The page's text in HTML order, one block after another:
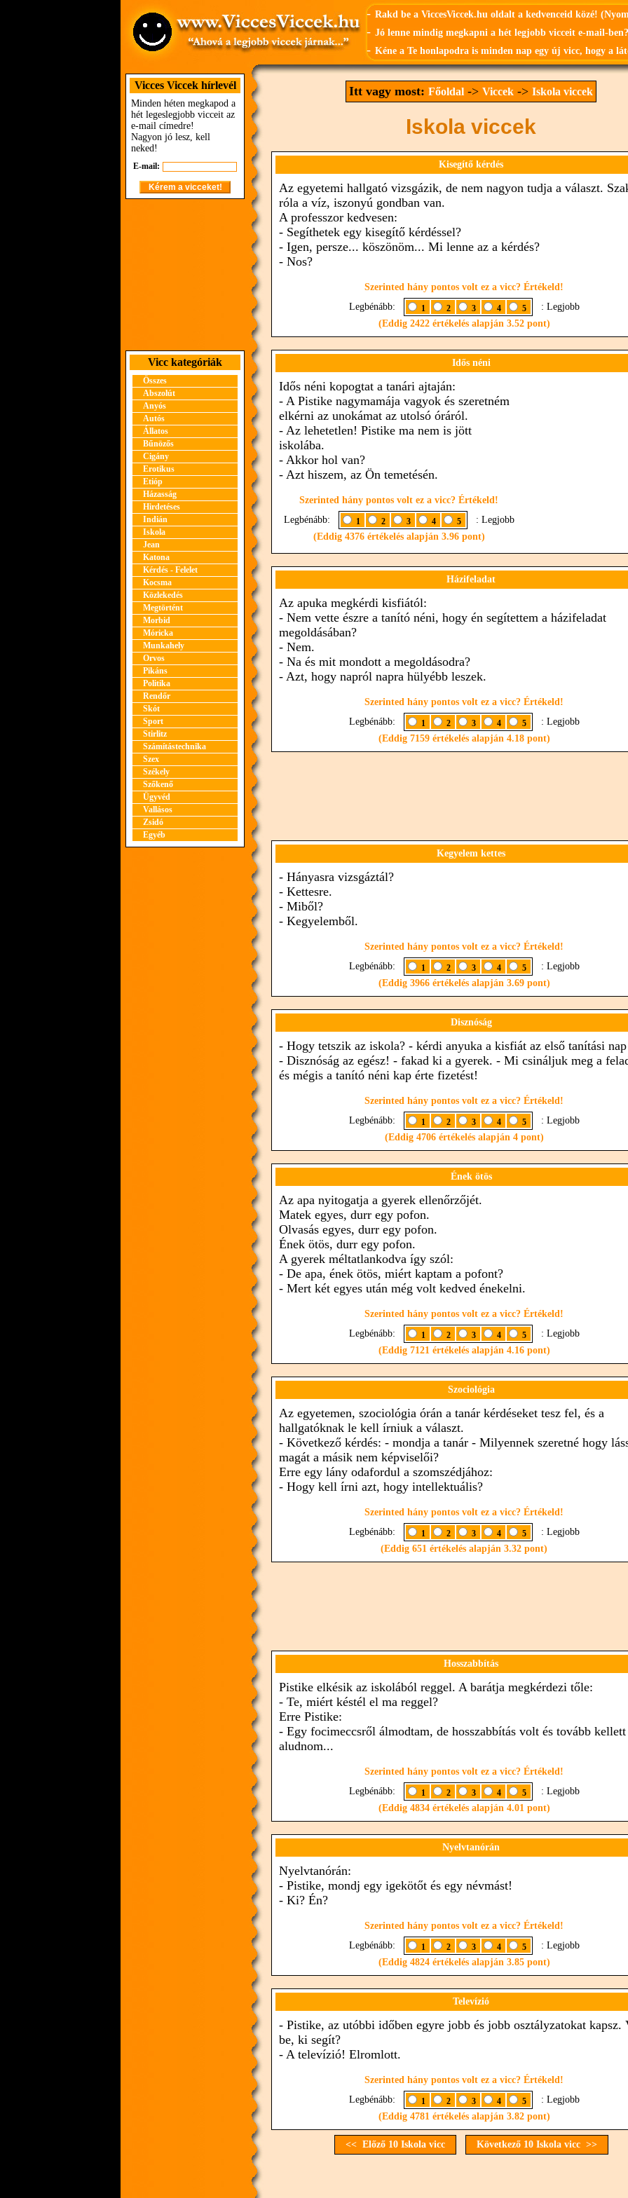
- Rakd be a ViccesViccek.hu oldalt a kedvenceid közé!
- Jó lenne mindig megkapni a hét legjobb vicceit e-mail-
- Kéne a Te honlapodra is minden nap egy új vicc, hogy a
Vicces Viccek hírlevél
Minden héten megkapod a
hét legeslegjobb vicceit az
e-mail címedre!
Nagyon jó lesz, kell
neked!
E-mail:
Vicc kategóriák
Összes
Abszolút
Anyós
Autós
Állatos
Bűnözős
Cigány
Erotikus
Etióp
Házasság
Hirdetéses
Indián
Iskola
Jean
Katona
Kérdés - Felelet
Kocsma
Közlekedés
Megtörtént
Morbid
Móricka
Munkahely
Orvos
Pikáns
Politika
Rendőr
Skót
Sport
Stirlitz
Számítástechnika
Szex
Székely
Szőkenő
Ügyvéd
Vallásos
Zsidó
Egyéb
Itt vagy most: Főoldal -> Viccek -> Iskola viccek
Iskola viccek
Kisegítő kérdés
Az egyetemi hallgató vizsgázik, de nem nagyon tudja a választ.
róla a víz, iszonyú gondban van.
A professzor kedvesen:
- Segíthetek egy kisegítő kérdéssel?
- Igen, persze... köszönöm... Mi lenne az a kérdés?
- Nos?
Szerinted hány pontos volt ez a vicc? Értékeld!
Legbénább:
1 2 3 4 5
: Legjobb
(Eddig 2422 értékelés alapján 3.52 pont)
Idős néni
Idős néni kopogtat a tanári ajtaján:
- A Pistike nagymamája vagyok és szeretném
elkérni az unokámat az utolsó óráról.
- Az lehetetlen! Pistike ma nem is jött
iskolába.
- Akkor hol van?
- Azt hiszem, az Ön temetésén.
Szerinted hány pontos volt ez a vicc? Értékeld!
Legbénább:
1 2 3 4 5
: Legjobb
(Eddig 4376 értékelés alapján 3.96 pont)
Házifeladat
Az apuka megkérdi kisfiától:
- Nem vette észre a tanító néni, hogy én segítettem a házifeladat
megoldásában?
- Nem.
- Na és mit mondott a megoldásodra?
- Azt, hogy napról napra hülyébb leszek.
Szerinted hány pontos volt ez a vicc? Értékeld!
Legbénább:
1 2 3 4 5
: Legjobb
(Eddig 7159 értékelés alapján 4.18 pont)
Kegyelem kettes
- Hányasra vizsgáztál?
- Kettesre.
- Miből?
- Kegyelemből.
Szerinted hány pontos volt ez a vicc? Értékeld!
Legbénább:
1 2 3 4 5
: Legjobb
(Eddig 3966 értékelés alapján 3.69 pont)
Disznóság
- Hogy tetszik az iskola? - kérdi anyuka a kisfiát az első tanítási
- Disznóság az egész! - fakad ki a gyerek. - Mi csináljuk meg a
és mégis a tanító néni kap érte fizetést!
Szerinted hány pontos volt ez a vicc? Értékeld!
Legbénább:
1 2 3 4 5
: Legjobb
(Eddig 4706 értékelés alapján 4 pont)
Ének ötös
Az apa nyitogatja a gyerek ellenőrzőjét.
Matek egyes, durr egy pofon.
Olvasás egyes, durr egy pofon.
Ének ötös, durr egy pofon.
A gyerek méltatlankodva így szól:
- De apa, ének ötös, miért kaptam a pofont?
- Mert két egyes után még volt kedved énekelni.
Szerinted hány pontos volt ez a vicc? Értékeld!
Legbénább:
1 2 3 4 5
: Legjobb
(Eddig 7121 értékelés alapján 4.16 pont)
Szociológia
Az egyetemen, szociológia órán a tanár kérdéseket tesz fel, és a
hallgatóknak le kell írniuk a választ.
- Következő kérdés: - mondja a tanár - Milyennek szeretné hogy
magát a másik nem képviselői?
Erre egy lány odafordul a szomszédjához:
- Hogy kell írni azt, hogy intellektuális?
Szerinted hány pontos volt ez a vicc? Értékeld!
Legbénább:
1 2 3 4 5
: Legjobb
(Eddig 651 értékelés alapján 3.32 pont)
Hosszabbítás
Pistike elkésik az iskolából reggel. A barátja megkérdezi tőle:
- Te, miért késtél el ma reggel?
Erre Pistike:
- Egy focimeccsről álmodtam, de hosszabbítás volt és tovább kellett
aludnom...
Szerinted hány pontos volt ez a vicc? Értékeld!
Legbénább:
1 2 3 4 5
: Legjobb
(Eddig 4834 értékelés alapján 4.01 pont)
Nyelvtanórán
Nyelvtanórán:
- Pistike, mondj egy igekötőt és egy névmást!
- Ki? Én?
Szerinted hány pontos volt ez a vicc? Értékeld!
Legbénább:
1 2 3 4 5
: Legjobb
(Eddig 4824 értékelés alapján 3.85 pont)
Televízió
- Pistike, az utóbbi időben egyre jobb és jobb osztályzatokat kapsz.
be, ki segít?
- A televízió! Elromlott.
Szerinted hány pontos volt ez a vicc? Értékeld!
Legbénább:
1 2 3 4 5
: Legjobb
(Eddig 4781 értékelés alapján 3.82 pont)
<< Előző 10 Iskola vicc Következő 10 Iskola vicc >>